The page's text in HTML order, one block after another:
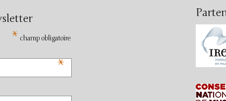
* champ obligatoire
*